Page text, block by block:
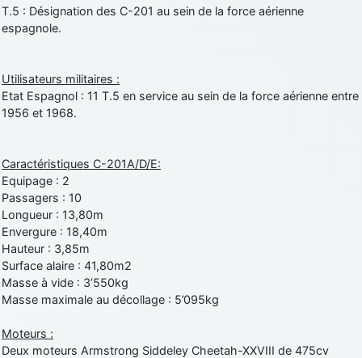
T.5 : Désignation des C-201 au sein de la force aérienne
espagnole.
Utilisateurs militaires :
Etat Espagnol : 11 T.5 en service au sein de la force aérienne entre
1956 et 1968.
Caractéristiques C-201A/D/E:
Equipage : 2
Passagers : 10
Longueur : 13,80m
Envergure : 18,40m
Hauteur : 3,85m
Surface alaire : 41,80m2
Masse à vide : 3’550kg
Masse maximale au décollage : 5’095kg
Moteurs :
Deux moteurs Armstrong Siddeley Cheetah-XXVIII de 475cv